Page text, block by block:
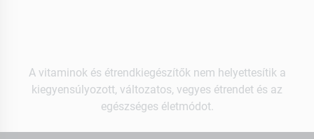
A vitaminok és étrendkiegészítők nem helyettesítik a
kiegyensúlyozott, változatos, vegyes étrendet és az
egészséges életmódot.